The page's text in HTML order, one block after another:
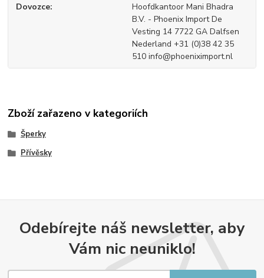
Dovozce
Hoofdkantoor Mani Bhadra
B.V. - Phoenix Import De
Vesting 14 7722 GA Dalfsen
Nederland +31 (0)38 42 35
510 info@phoeniximport.nl
Zboží zařazeno v kategoriích
Šperky
Přívěsky
Odebírejte náš newsletter, aby
Vám nic neuniklo!